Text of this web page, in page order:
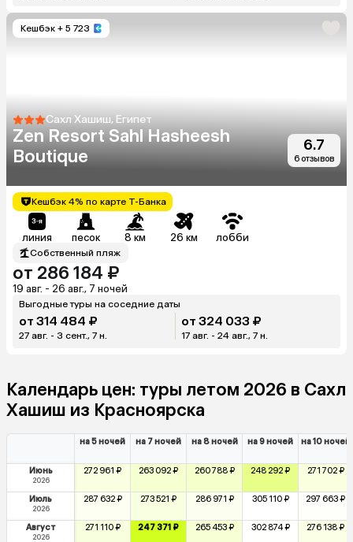
Кешбэк + 5 723
Сахл Хашиш, Египет
Zen Resort Sahl Hasheesh
Boutique
6.7
6 отзывов
Кешбэк 4% по карте Т-Банка
линия песок 8 км 26 км лобби
Собственный пляж
от 286 184 ₽
19 авг. - 26 авг., 7 ночей
Выгодные туры на соседние даты
от 314 484 ₽
27 авг. - 3 сент., 7 н.
от 324 033 ₽
17 авг. - 24 авг., 7 н.
Календарь цен: туры летом 2026 в Сахл
Хашиш из Красноярска
на 5 ночей на 7 ночей на 8 ночей на 9 ночей на 10 ночей
Июнь
2026
272 961 ₽ 263 092 ₽ 260 788 ₽ 248 292 ₽ 271 702 ₽
Июль
2026
287 632 ₽ 273 521 ₽ 286 971 ₽ 305 110 ₽ 297 663 ₽
Август
2026
271 110 ₽ 247 371 ₽ 265 453 ₽ 302 874 ₽ 276 138 ₽